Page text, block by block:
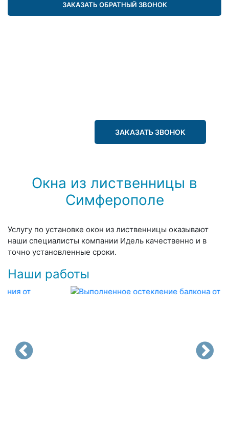
ЗАКАЗАТЬ ОБРАТНЫЙ ЗВОНОК
ЗАКАЗАТЬ ЗВОНОК
Окна из лиственницы в
Симферополе
Услугу по установке окон из лиственницы оказывают
наши специалисты компании Идель качественно и в
точно установленные сроки.
Наши работы